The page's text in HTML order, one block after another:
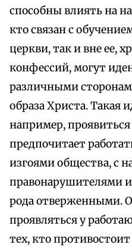
способны влиять на
кто связан с
церкви, так и вне ее,
конфессий, могут
различными
образа Христа.
например, проявиться
предпочитает
изгоями общества, с
правонарушителями
рода отверженными.
проявляться у
тех, кто